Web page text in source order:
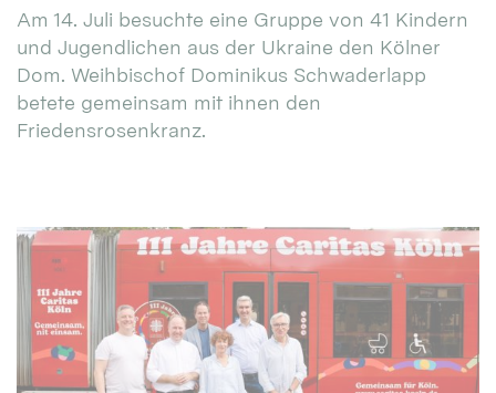
Am 14. Juli besuchte eine Gruppe von 41 Kindern
und Jugendlichen aus der Ukraine den Kölner
Dom. Weihbischof Dominikus Schwaderlapp
betete gemeinsam mit ihnen den
Friedensrosenkranz.